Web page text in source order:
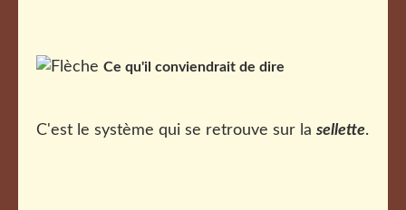
Ce qu'il conviendrait de dire
C'est le système qui se retrouve sur la sellette.